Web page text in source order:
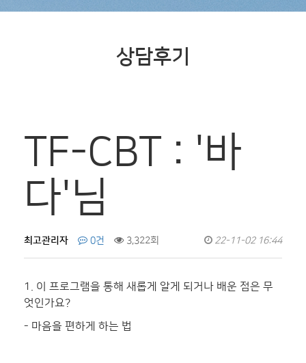
상담후기
TF-CBT : '바
다'님
최고관리자 0건 3,322회 22-11-02 16:44
1. 이 프로그램을 통해 새롭게 알게 되거나 배운 점은 무
엇인가요?
- 마음을 편하게 하는 법